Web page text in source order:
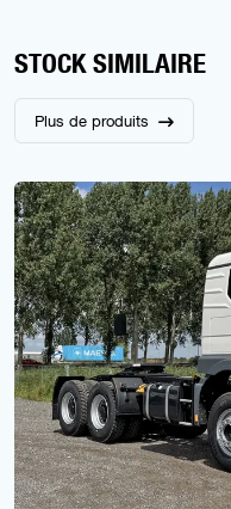
STOCK SIMILAIRE
Plus de produits